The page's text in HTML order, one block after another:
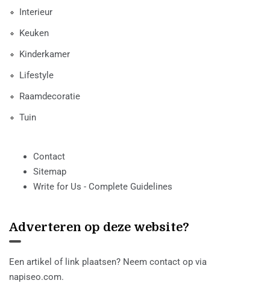
Interieur
Keuken
Kinderkamer
Lifestyle
Raamdecoratie
Tuin
Contact
Sitemap
Write for Us - Complete Guidelines
Adverteren op deze website?
Een artikel of link plaatsen? Neem contact op via
napiseo.com.